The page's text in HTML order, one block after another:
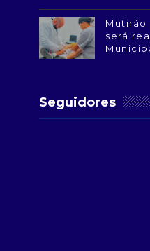
Mutirão
será
Seguidores